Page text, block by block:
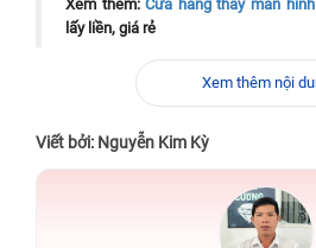
Xem thêm:Cửa hàng thay màn
lấy liền, giá rẻ
Bạn ở quận 10 và cần
A73 5G chính hãng quận 10? Có
Xem thêm nội
Viết bởi: Nguyễn Kim Kỳ